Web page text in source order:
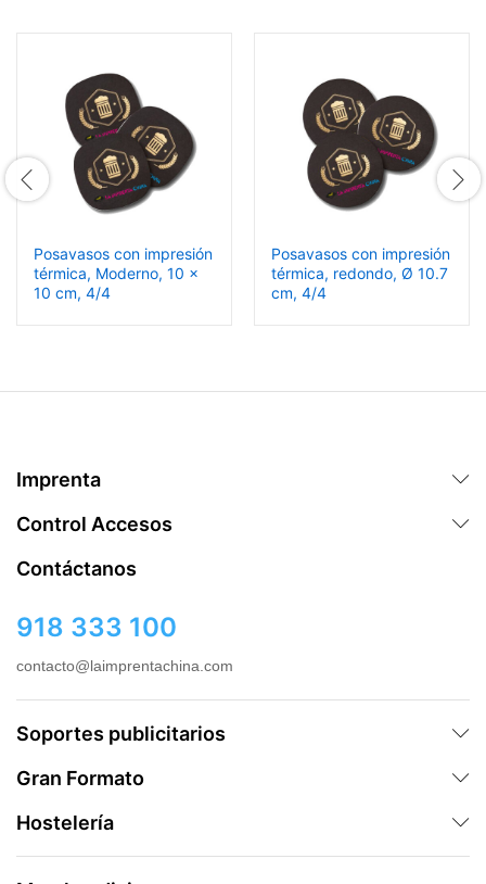
Posavasos con impresión
térmica, Moderno, 10 x
10 cm, 4/4
Posavasos con impresión
térmica, redondo, Ø 10.7
cm, 4/4
Imprenta
Control Accesos
Contáctanos
918 333 100
contacto@laimprentachina.com
Soportes publicitarios
Gran Formato
Hostelería